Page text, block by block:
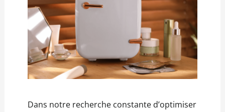
Dans notre recherche constante d’optimiser